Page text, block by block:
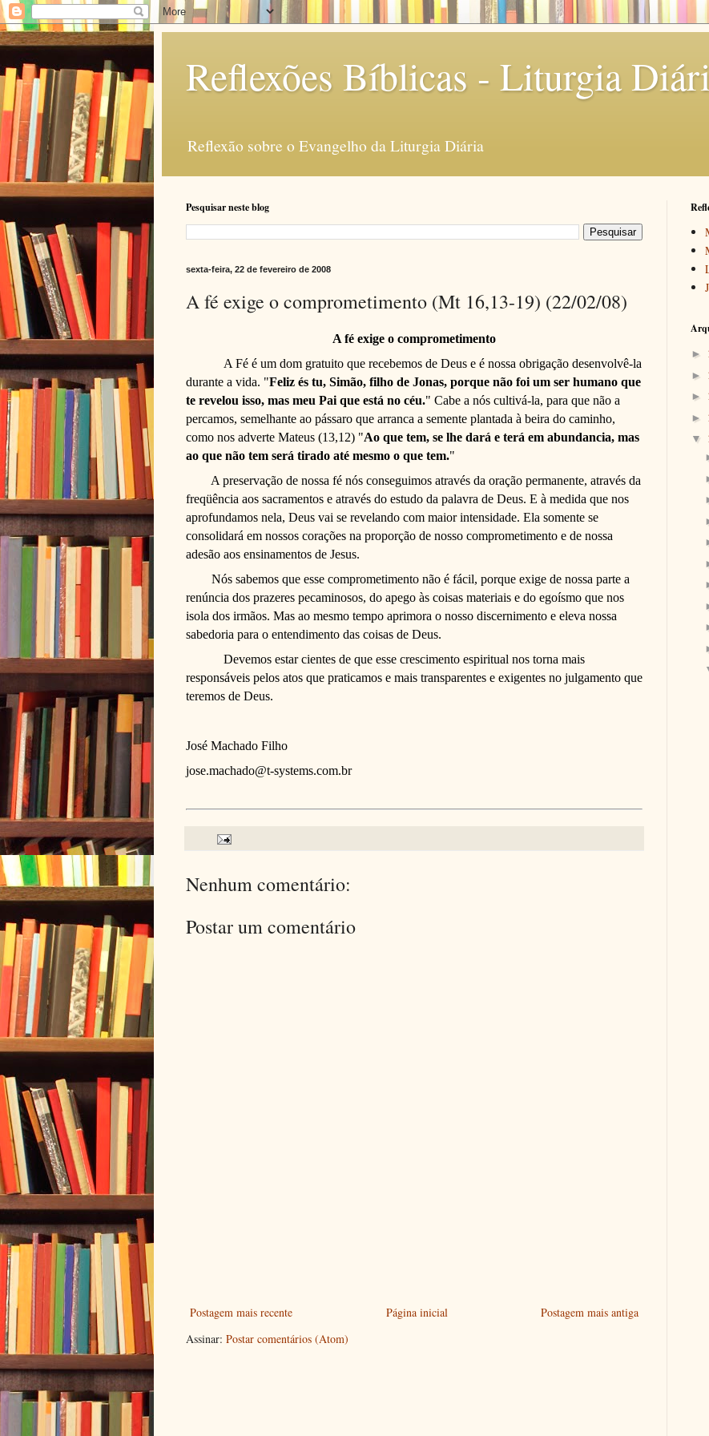
Reflexões Bíblicas - Liturgia
Reflexão sobre o Evangelho da Liturgia Diária
Pesquisar neste blog
sexta-feira, 22 de fevereiro de 2008
A fé exige o comprometimento (Mt 16,13-19) (22/02/08)
A fé exige o comprometimento
A Fé é um dom gratuito que recebemos de Deus e é nossa obrigação desenvolvê-la
durante a vida. "Feliz és tu, Simão, filho de Jonas, porque não foi um ser humano que
te revelou isso, mas meu Pai que está no céu." Cabe a nós cultivá-la, para que não a
percamos, semelhante ao pássaro que arranca a semente plantada à beira do caminho,
como nos adverte Mateus (13,12) "Ao que tem, se lhe dará e terá em abundancia, mas
ao que não tem será tirado até mesmo o que tem."
A preservação de nossa fé nós conseguimos através da oração permanente, através da
freqüência aos sacramentos e através do estudo da palavra de Deus. E à medida que nos
aprofundamos nela, Deus vai se revelando com maior intensidade. Ela somente se
consolidará em nossos corações na proporção de nosso comprometimento e de nossa
adesão aos ensinamentos de Jesus.
Nós sabemos que esse comprometimento não é fácil, porque exige de nossa parte a
renúncia dos prazeres pecaminosos, do apego às coisas materiais e do egoísmo que nos
isola dos irmãos. Mas ao mesmo tempo aprimora o nosso discernimento e eleva nossa
sabedoria para o entendimento das coisas de Deus.
Devemos estar cientes de que esse crescimento espiritual nos torna mais
responsáveis pelos atos que praticamos e mais transparentes e exigentes no julgamento que
teremos de Deus.
José Machado Filho
jose.machado@t-systems.com.br
Nenhum comentário:
Postar um comentário
Postagem mais recente Postagem mais antiga
Página inicial
Assinar: Postar comentários (Atom)
►
►
►
►
▼